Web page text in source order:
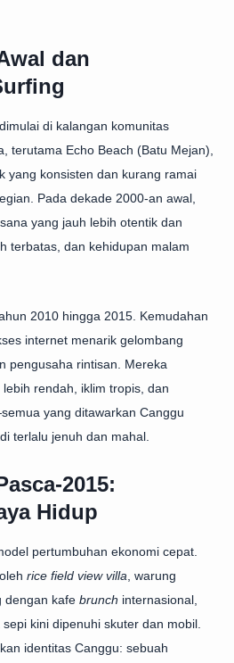
dan
di kalangan komunitas
terutama Echo Beach (Batu Mejan),
yang konsisten dan kurang ramai
Pada dekade 2000-an awal,
yang jauh lebih otentik dan
terbatas, dan kehidupan malam
2010 hingga 2015. Kemudahan
internet menarik gelombang
pengusaha rintisan. Mereka
rendah, iklim tropis, dan
yang ditawarkan Canggu
terlalu jenuh dan mahal.
2015:
Hidup
pertumbuhan ekonomi cepat.
rice field view villa , warung
dengan kafe brunch internasional,
kini dipenuhi skuter dan mobil.
identitas Canggu: sebuah